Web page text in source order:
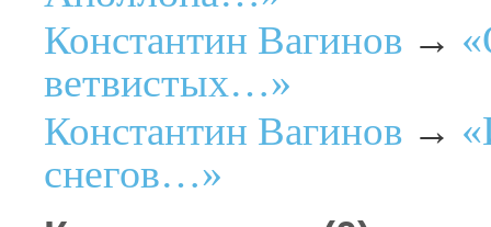
Константин Вагинов →
ветвистых…»
Константин Вагинов →
снегов…»